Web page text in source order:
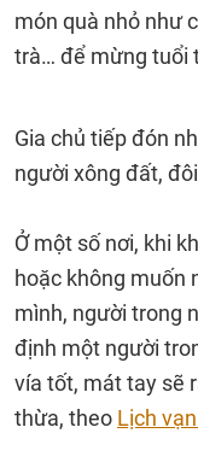
món quà nhỏ như
trà… để mừng tuổi
Gia chủ tiếp đón
người xông đất,
Ở một số nơi, khi
hoặc không muốn
mình, người trong
định một người
vía tốt, mát tay sẽ
thừa, theo Lịch